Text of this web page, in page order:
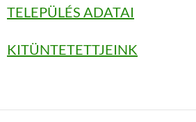
TELEPÜLÉS ADATAI
KITÜNTETETTJEINK